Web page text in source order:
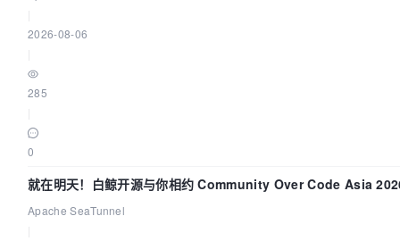
2026-08-06
285
0
就在明天！白鲸开源与你相约 Community Over Code Asia
讲！
Apache SeaTunnel